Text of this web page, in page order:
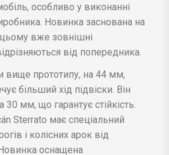
особливо у виконанні
Новинка заснована на
цьому вже зовнішні
від попередника.
вище прототипу, на 44 мм,
більший хід підвіски. Він
мм, що гарантує стійкість.
Sterrato має спеціальний
і колісних арок від
оснащена